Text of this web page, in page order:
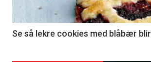
Se så lekre cookies med blåbær blir